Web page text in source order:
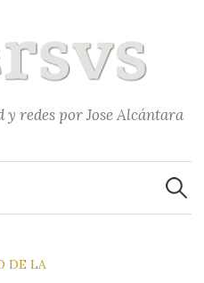
redes por Jose Alcántara
DE LA